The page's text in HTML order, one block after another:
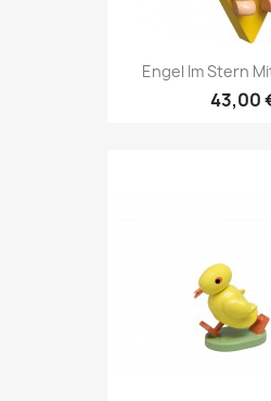
Engel Im Stern
43,00